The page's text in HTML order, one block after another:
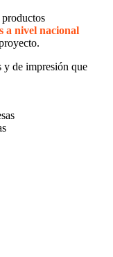
a nivel nacional
y de impresión que